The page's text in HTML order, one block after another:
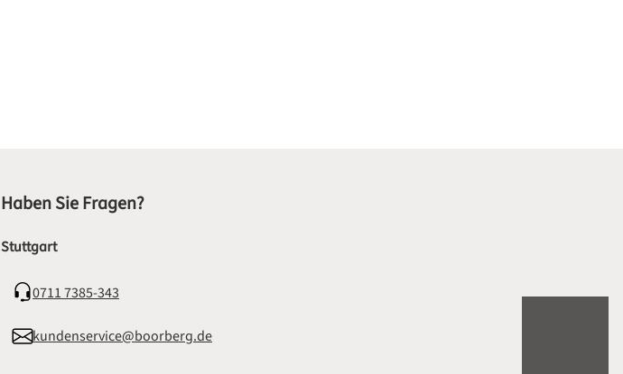
Haben Sie Fragen?
Stuttgart
0711 7385-343
kundenservice@boorberg.de